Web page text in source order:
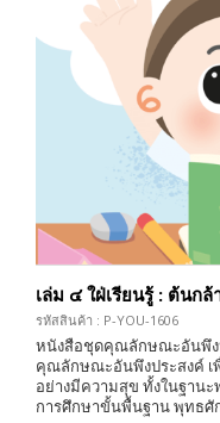
เล่ม ๔ ใฝ่เรียนรู้ : ต้นก
รหัสสินค้า : P-YOU-1606
หนังสือชุดคุณลักษณะอันพึง
คุณลักษณะอันพึงประสงค์ เ
อย่างมีความสุข ทั้งในฐาน
การศึกษาขั้นพื้นฐาน พุทธ